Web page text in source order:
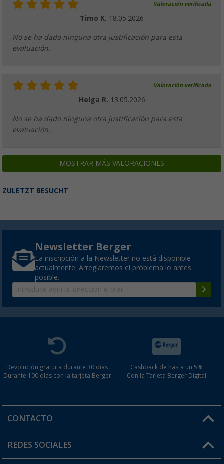
Valoración verificada
Timo K. 18.05.2026
No se ha dado ninguna otra justificación para esta
evaluación.
Valoración verificada
Helga R. 13.05.2026
No se ha dado ninguna otra justificación para esta
evaluación.
MOSTRAR MÁS VALORACIONES
ZULETZT BESUCHT
Newsletter Berger
La inscripción a la Newsletter no está disponible
actualmente. Arreglaremos el problema lo antes
posible.
Devolución gratuita durante 30 días
Durante 100 días con la tarjeta Berger
Cashback de hasta un 5%
Con la Tarjeta Berger Digital
CONTACTO
Horario de atención al cliente:
REDES SOCIALES